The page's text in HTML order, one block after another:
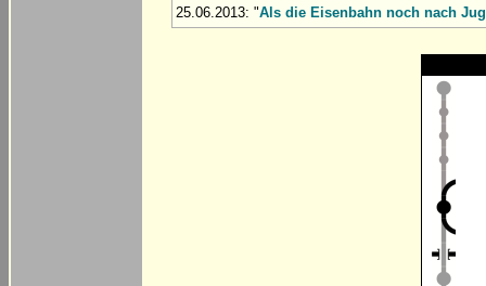
25.06.2013: "Als die Eisenbahn noch nach